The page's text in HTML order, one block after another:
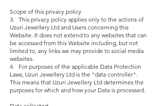
Scope of this privacy policy
3. This privacy policy applies only to the actions of
Uzuri Jewellery Ltd and Users concerning this
Website. It does not extend to any websites that can
be accessed from this Website including, but not
limited to, any links we may provide to social media
websites.
4. For purposes of the applicable Data Protection
Laws, Uzuri Jewellery Ltd is the "data controller".
This means that Uzuri Jewellery Ltd determines the
purposes for which and how your Data is processed.